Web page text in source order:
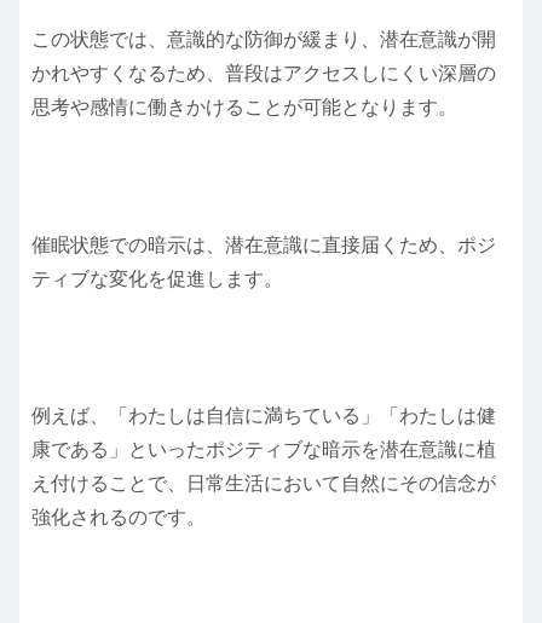
この状態では、意識的な防御が緩まり、潜在意識が開
かれやすくなるため、普段はアクセスしにくい深層の
思考や感情に働きかけることが可能となります。
催眠状態での暗示は、潜在意識に直接届くため、ポジ
ティブな変化を促進します。
例えば、「わたしは自信に満ちている」「わたしは健
康である」といったポジティブな暗示を潜在意識に植
え付けることで、日常生活において自然にその信念が
強化されるのです。